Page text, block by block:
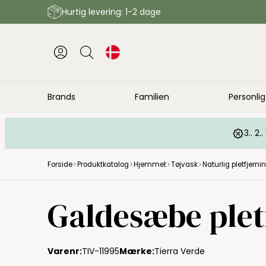
Hurtig levering: 1-2 dage
Brands Familien
3..
Forside Produktkatalog Hjemmet Tøjvask Naturlig
Tierra Verde
Galdesæbe
Varenr:TIV-11995Mærke:Tierra Verde